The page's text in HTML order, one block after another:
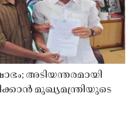
അടിയന്തരമായി
മുഖ്യമന്ത്രിയുടെ